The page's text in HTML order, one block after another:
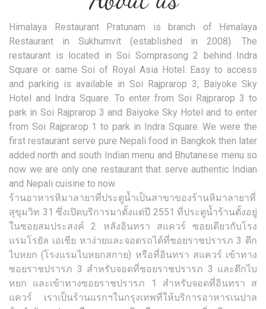
Himalaya Restaurant Pratunam is branch of Himalaya
Restaurant in Sukhumvit (established in 2008). The
restaurant is located in Soi Somprasong 2 behind Indra
Square or same Soi of Royal Asia Hotel. Easy to access
and parking is available in Soi Rajprarop 3, Baiyoke Sky
Hotel and Indra Square. To enter from Soi Rajprarop 3 to
park in Soi Rajprarop 3 and Baiyoke Sky Hotel and to enter
from Soi Rajprarop 1 to park in Indra Square. We were the
first restaurant serve pure Nepali food in Bangkok then later
added north and south Indian menu and Bhutanese menu so
now we are only one restaurant that serve authentic Indian
and Nepali cuisine to now.
ร้านอาหารหิมาลายาที่ประตูน้ำเป็นสาขาของร้านหิมาลายาที่
สุขุมวิท 31 ซึ่งเปิดบริการมาตั้งแต่ปี 2551 ที่ประตูน้ำร้านตั้งอยู่
ในซอยสมประสงค์ 2 หลังอินทรา สแควร์ ซอยเดียวกับโรง
แรมโรยัล เอเชีย หาง่ายและจอดรถได้ที่ซอยราชปรารภ 3 ตึก
ไบหยก (โรงแรมไบหยกสกาย) หรือที่อินทรา สแควร์ เข้าทาง
ซอยราชปรารภ 3 สำหรับจอดที่ซอยราชปรารภ 3 และตึกไบ
หยก และเข้าทางซอยราชปรารภ 1 สำหรับจอดที่อินทรา ส
แควร์ เราเป็นร้านแรกฯในกรุงเทพที่ให้บริการอาหารเนปาล